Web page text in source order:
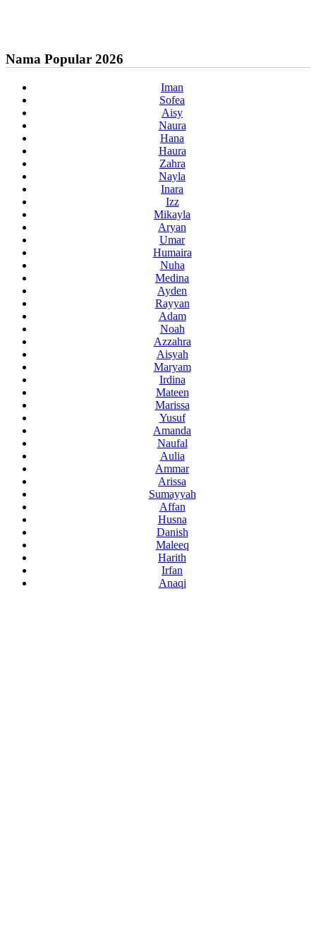
Nama Popular 2026
Iman
Sofea
Aisy
Naura
Hana
Haura
Zahra
Nayla
Inara
Izz
Mikayla
Aryan
Umar
Humaira
Nuha
Medina
Ayden
Rayyan
Adam
Noah
Azzahra
Aisyah
Maryam
Irdina
Mateen
Marissa
Yusuf
Amanda
Naufal
Aulia
Ammar
Arissa
Sumayyah
Affan
Husna
Danish
Maleeq
Harith
Irfan
Anaqi